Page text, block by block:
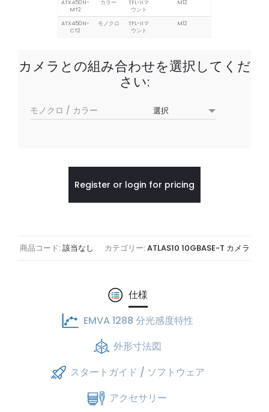
ATX450N-
MT2
カラー
TFL-IIマ
ウント
M12
ATX450N-
CT2
モノクロ
TFL-IIマ
ウント
M12
カメラとの組み合わせを選択してくだ
さい:
モノクロ / カラー
Register or login for pricing
商品コード:該当なし カテゴリー:ATLAS10 10GBASE-T カメラ
仕様
EMVA 1288 分光感度特性
外形寸法図
スタートガイド / ソフトウェア
アクセサリー